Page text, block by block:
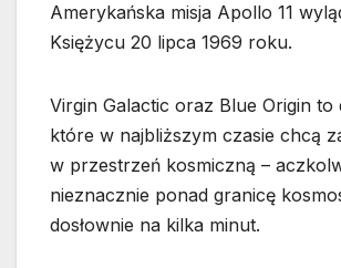
Amerykańska misja Apollo 11
Księżycu 20 lipca 1969 roku.
Virgin Galactic oraz Blue Origin to
które w najbliższym czasie chcą
w przestrzeń kosmiczną –
nieznacznie ponad granicę
dosłownie na kilka minut.